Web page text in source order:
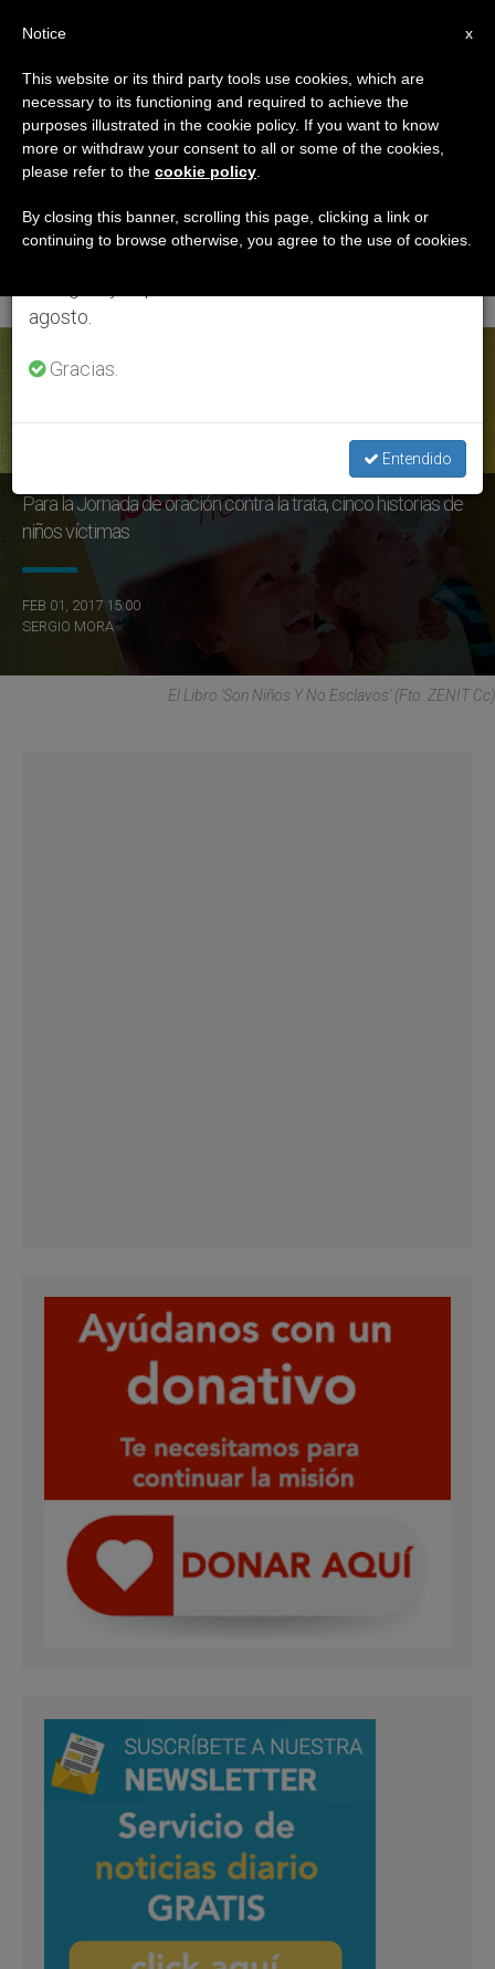
ETIQUETA
Posts Tagged
‘jornada De Oración
Contra La Trata’
ÚLTIMAS NOTICIAS
Para la Jornada de oración contra la trata, cinco historias de
niños víctimas
FEB 01, 2017 15:00
SERGIO MORA
El Libro 'Son Niños Y No Esclavos' (Fto. ZENIT Cc)
×
Aviso importante
Del 27 de julio al 7 de agosto haremos la pausa
anual, aprovechando que en el periodo de verano
se generan menos informaciones y también el
agosto.
Gracias.
Entendido
x
Notice
This website or its third party tools use cookies, which are
necessary to its functioning and required to achieve the
purposes illustrated in the cookie policy. If you want to know
more or withdraw your consent to all or some of the cookies,
please refer to the cookie policy
By closing this banner, scrolling this page, clicking a link or
continuing to browse otherwise, you agree to the use of cookies.